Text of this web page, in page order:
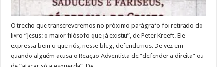
O trecho que transcreveremos no próximo parágrafo foi retirado do
livro “Jesus: o maior filósofo que já existiu”, de Peter Kreeft. Ele
expressa bem o que nós, nesse blog, defendemos. De vez em
quando alguém acusa o Reação Adventista de “defender a direita” ou
de “atacar só a esquerda”. De …